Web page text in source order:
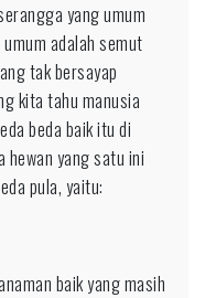
yang umum
adalah semut
tak bersayap
kita tahu manusia
beda baik itu di
hewan yang satu ini
pula, yaitu:
baik yang masih